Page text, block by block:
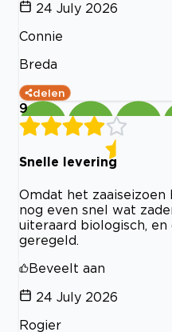
24 July 2026
Connie
Breda
delen
9
Snelle levering
Omdat het zaaiseizoen
nog even snel wat
uiteraard biologisch,
geregeld.
Beveelt aan
24 July 2026
Rogier